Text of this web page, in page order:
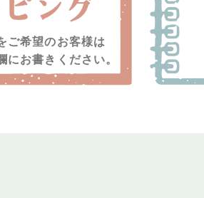
ご希望のお客様は
にお書きください。